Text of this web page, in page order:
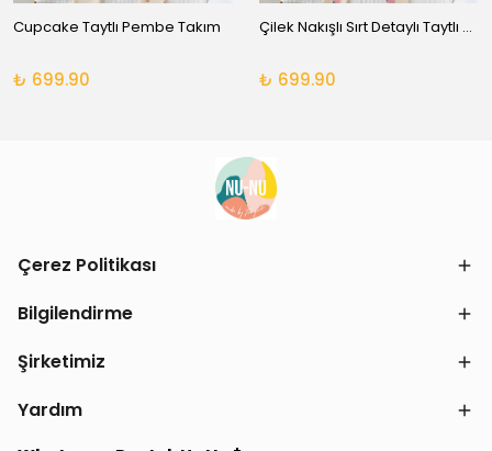
Cupcake Taytlı Pembe Takım
₺ 699.90
Çilek Nakışlı Sırt Detaylı Taytlı Takım
₺ 699.90
Çerez Politikası
Bilgilendirme
Şirketimiz
Yardım